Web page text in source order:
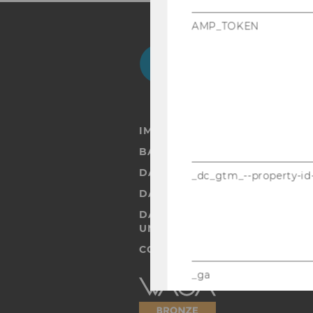
IMPRESSUM
DATENSCHUTZERKLÄRUNG
DATENSCHUTZERKLÄRUNG
DATENSCHUTZERKLÄRUNG
UND STUDIERENDE
COOKIE EINSTELLUNGEN
Barrierefreiheitserklärung
Webseite
AMP_TOKEN
_dc_gtm_--property-
_ga